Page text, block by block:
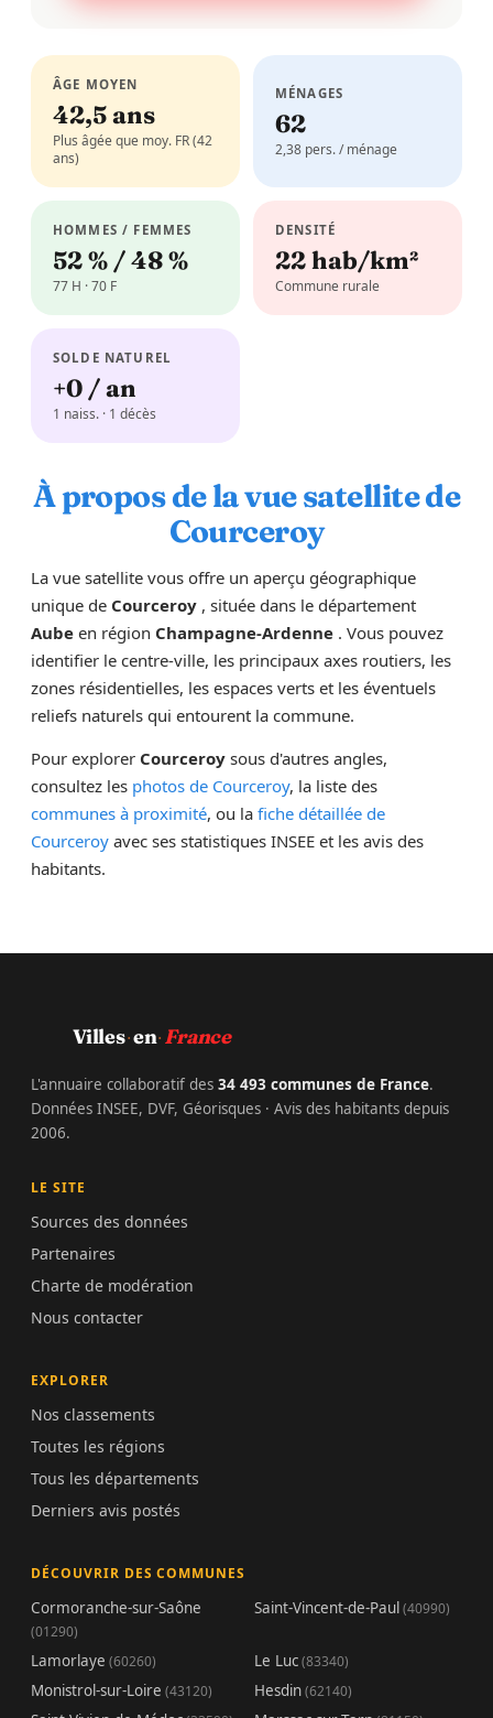
ÂGE MOYEN
42,5 ans
Plus âgée que moy. FR (42
ans)
MÉNAGES
62
2,38 pers. / ménage
HOMMES / FEMMES
52 % / 48 %
77 H · 70 F
DENSITÉ
22 hab/km²
Commune rurale
SOLDE NATUREL
+0 / an
1 naiss. · 1 décès
À propos de la vue satellite de
Courceroy
La vue satellite vous offre un aperçu géographique
unique de Courceroy , située dans le département
Aube en région Champagne-Ardenne . Vous pouvez
identifier le centre-ville, les principaux axes routiers, les
zones résidentielles, les espaces verts et les éventuels
reliefs naturels qui entourent la commune.
Pour explorer Courceroy sous d'autres angles,
consultez les photos de Courceroy, la liste des
communes à proximité, ou la fiche détaillée de
Courceroy avec ses statistiques INSEE et les avis des
habitants.
Villes·en· France
L'annuaire collaboratif des 34 493 communes de France.
Données INSEE, DVF, Géorisques · Avis des habitants depuis
2006.
LE SITE
Sources des données
Partenaires
Charte de modération
Nous contacter
EXPLORER
Nos classements
Toutes les régions
Tous les départements
Derniers avis postés
DÉCOUVRIR DES COMMUNES
Cormoranche-sur-Saône
(01290)
Saint-Vincent-de-Paul(40990)
Lamorlaye (60260) Le Luc(83340)
Monistrol-sur-Loire (43120) Hesdin(62140)